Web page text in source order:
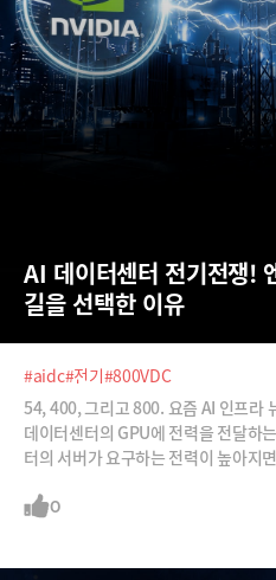
AI 데이터센터 전기전쟁!
길을 선택한 이유
#aidc#전기#800VDC
54, 400, 그리고 800. 요즘 AI 인프라
데이터센터의 GPU에 전력을 전달하
터의 서버가 요구하는 전력이 높아지
정에서 전압을 15배 높이자는 아이디
0